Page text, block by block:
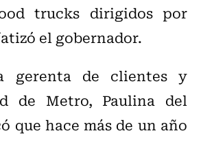
trucks dirigidos por
el gobernador.
gerenta de clientes y
de Metro, Paulina del
que hace más de un año